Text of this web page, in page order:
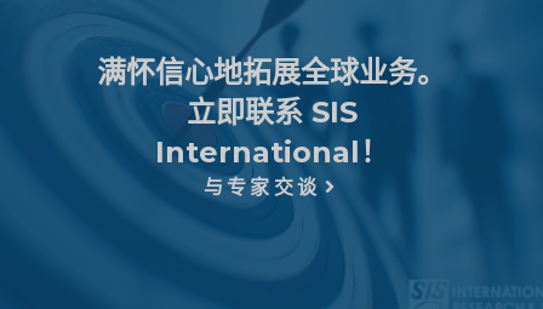
满怀信心地拓展全球业务。
立即联系 SIS
International！
与专家交谈